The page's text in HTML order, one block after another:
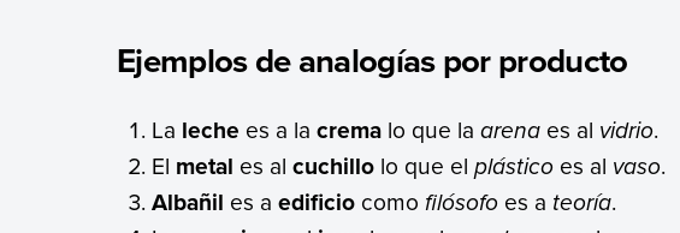
Ejemplos de analogías por producto
La leche es a lacrema lo que laarena es al vidrio.
El metal es alcuchillo lo que elplástico es al vaso.
Albañil es aedificio comofilósofo es a teoría.